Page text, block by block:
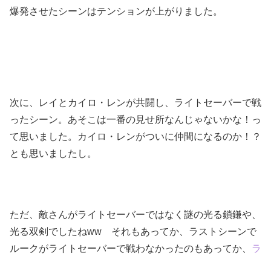
爆発させたシーンはテンションが上がりました。
次に、レイとカイロ・レンが共闘し、ライトセーバーで戦
ったシーン。あそこは一番の見せ所なんじゃないかな！っ
て思いました。カイロ・レンがついに仲間になるのか！？
とも思いましたし。
ただ、敵さんがライトセーバーではなく謎の光る鎖鎌や、
光る双剣でしたねww それもあってか、ラストシーンで
ルークがライトセーバーで戦わなかったのもあってか、
ラ